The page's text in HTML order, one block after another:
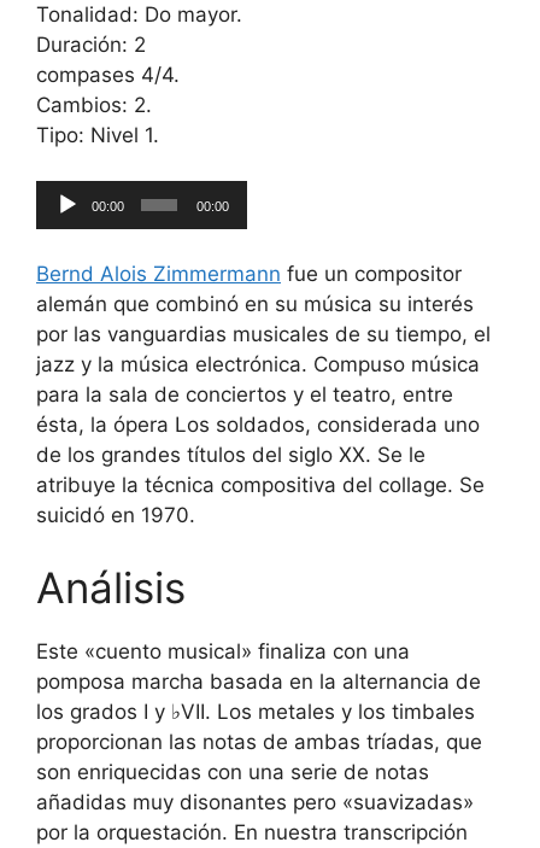
Tonalidad: Do mayor.
Duración: 2
compases 4/4.
Cambios: 2.
Tipo: Nivel 1.
Reproductor
de
00:00 00:00
Bernd Alois Zimmermann fue un compositor
alemán que combinó en su música su interés
por las vanguardias musicales de su tiempo, el
jazz y la música electrónica. Compuso música
para la sala de conciertos y el teatro, entre
ésta, la ópera Los soldados, considerada uno
de los grandes títulos del siglo XX. Se le
atribuye la técnica compositiva del collage. Se
suicidó en 1970.
Análisis
Este «cuento musical» finaliza con una
pomposa marcha basada en la alternancia de
los grados I y ♭VII. Los metales y los timbales
proporcionan las notas de ambas tríadas, que
son enriquecidas con una serie de notas
añadidas muy disonantes pero «suavizadas»
por la orquestación. En nuestra transcripción